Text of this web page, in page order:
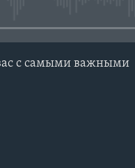
с самыми важными